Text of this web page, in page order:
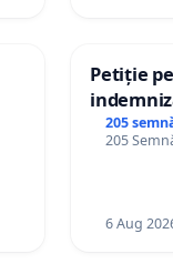
Petiție
de bază
de
205
205
6 Aug